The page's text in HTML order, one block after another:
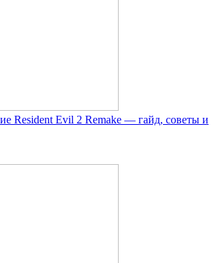
Resident Evil 2 Remake — гайд, советы и